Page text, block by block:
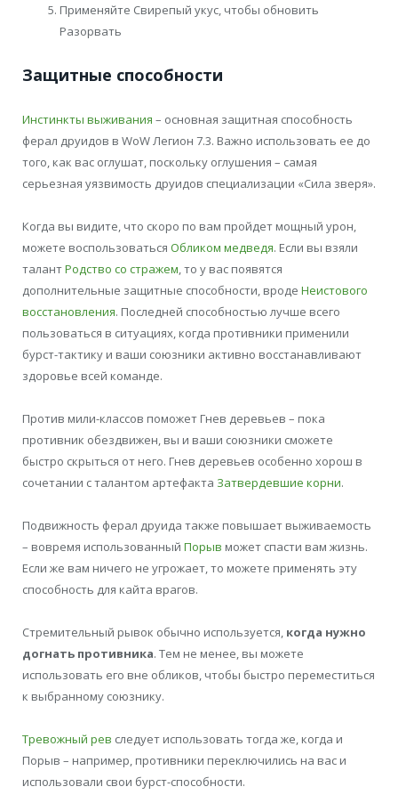
Применяйте Свирепый укус, чтобы обновить
Разорвать
Защитные способности
Инстинкты выживания – основная защитная способность
ферал друидов в WoW Легион 7.3. Важно использовать ее до
того, как вас оглушат, поскольку оглушения – самая
серьезная уязвимость друидов специализации «Сила зверя».
Когда вы видите, что скоро по вам пройдет мощный урон,
можете воспользоваться Обликом медведя. Если вы взяли
талантРодство со стражем, то у вас появятся
дополнительные защитные способности, вроде Неистового
восстановления. Последней способностью лучше всего
пользоваться в ситуациях, когда противники применили
бурст-тактику и ваши союзники активно восстанавливают
здоровье всей команде.
Против мили-классов поможет Гнев деревьев – пока
противник обездвижен, вы и ваши союзники сможете
быстро скрыться от него. Гнев деревьев особенно хорош в
сочетании с талантом артефакта Затвердевшие корни.
Подвижность ферал друида также повышает выживаемость
– вовремя использованный Порыв может спасти вам жизнь.
Если же вам ничего не угрожает, то можете применять эту
способность для кайта врагов.
Стремительный рывок обычно используется, когда нужно
догнать противника. Тем не менее, вы можете
использовать его вне обликов, чтобы быстро переместиться
к выбранному союзнику.
Тревожный рев следует использовать тогда же, когда и
Порыв – например, противники переключились на вас и
использовали свои бурст-способности.